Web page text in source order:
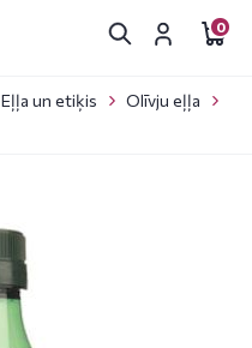
0
Eļļa un etiķis
Olīvju eļļa